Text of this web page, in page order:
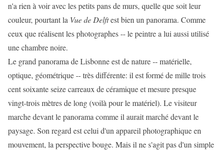
n'a rien à voir avec les petits pans de murs, quelle que soit leur
couleur, pourtant la Vue de Delftest bien un panorama. Comme
ceux que réalisent les photographes -- le peintre a lui aussi utilisé
une chambre noire.
Le grand panorama de Lisbonne est de nature -- matérielle,
optique, géométrique -- très différente: il est formé de mille trois
cent soixante seize carreaux de céramique et mesure presque
vingt-trois mètres de long (voilà pour le matériel). Le visiteur
marche devant le panorama comme il aurait marché devant le
paysage. Son regard est celui d'un appareil photographique en
mouvement, la perspective bouge. Mais il ne s'agit pas d'un simple